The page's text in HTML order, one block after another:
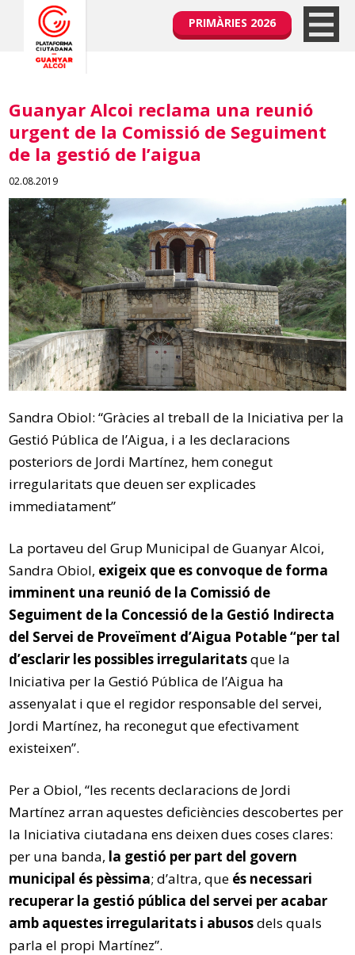
PRIMÀRIES 2026
Guanyar Alcoi reclama una reunió
urgent de la Comissió de Seguiment
de la gestió de l’aigua
02.08.2019
Sandra Obiol: “Gràcies al treball de la Iniciativa per la
Gestió Pública de l’Aigua, i a les declaracions
posteriors de Jordi Martínez, hem conegut
irregularitats que deuen ser explicades
immediatament”
La portaveu del Grup Municipal de Guanyar Alcoi,
Sandra Obiol, exigeix que es convoque de forma
imminent una reunió de la Comissió de
Seguiment de la Concessió de la Gestió Indirecta
del Servei de Proveïment d’Aigua Potable “per tal
d’esclarir les possibles irregularitatsque la
Iniciativa per la Gestió Pública de l’Aigua ha
assenyalat i que el regidor responsable del servei,
Jordi Martínez, ha reconegut que efectivament
existeixen”.
Per a Obiol, “les recents declaracions de Jordi
Martínez arran aquestes deficiències descobertes per
la Iniciativa ciutadana ens deixen dues coses clares:
per una banda, la gestió per part del govern
municipal és pèssima; d’altra, que és necessari
recuperar la gestió pública del servei per acabar
amb aquestes irregularitats i abusosdels quals
parla el propi Martínez”.